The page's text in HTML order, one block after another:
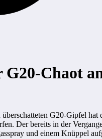
Chaot
G20-Gipfel
Der bereits in der
und einem Knüppel